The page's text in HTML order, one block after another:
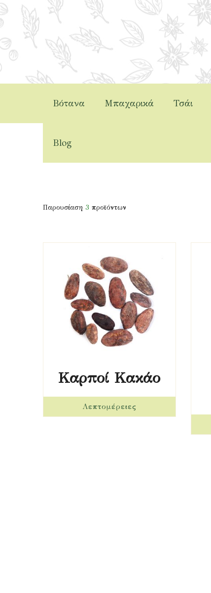
Βότανα Μπαχαρικά Τσάι
Blog
Παρουσίαση 3 προϊόντων
Καρποί Κακάο